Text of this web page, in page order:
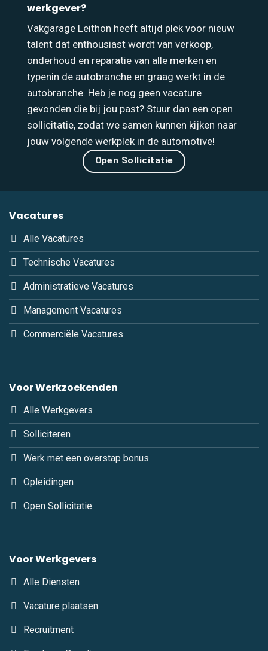
werkgever?
Vakgarage Leithon heeft altijd plek voor nieuw
talent dat enthousiast wordt van verkoop,
onderhoud en reparatie van alle merken en
typenin de autobranche en graag werkt in de
autobranche. Heb je nog geen vacature
gevonden die bij jou past? Stuur dan een open
sollicitatie, zodat we samen kunnen kijken naar
jouw volgende werkplek in de automotive!
Open Sollicitatie
Vacatures
Alle Vacatures
Technische Vacatures
Administratieve Vacatures
Management Vacatures
Commerciële Vacatures
Voor Werkzoekenden
Alle Werkgevers
Solliciteren
Werk met een overstap bonus
Opleidingen
Open Sollicitatie
Voor Werkgevers
Alle Diensten
Vacature plaatsen
Recruitment